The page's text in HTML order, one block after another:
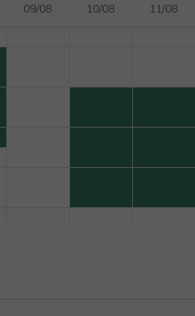
09/08
10/08
11/08